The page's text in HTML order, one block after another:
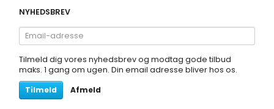
NYHEDSBREV
Email-
adresse
Tilmeld dig vores nyhedsbrev og modtag gode tilbud
maks. 1 gang om ugen. Din email adresse bliver hos os.
Tilmeld
Afmeld